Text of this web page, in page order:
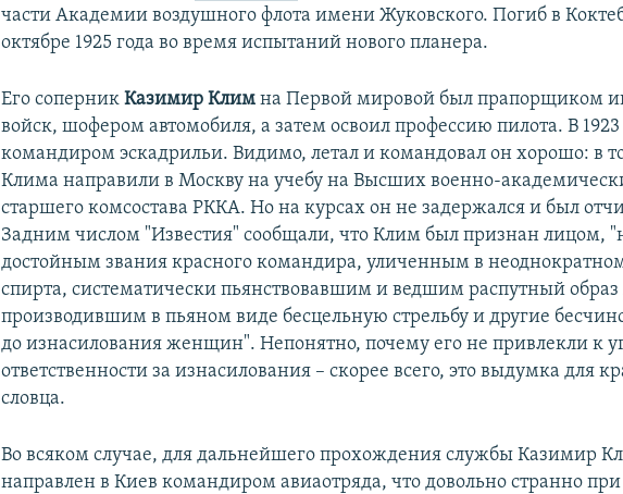
части Академии воздушного флота имени Жуковского. Погиб в
октябре 1925 года во время испытаний нового планера.
Его соперникКазимир Климна Первой мировой был прапорщиком
войск, шофером автомобиля, а затем освоил профессию пилота. В
командиром эскадрильи. Видимо, летал и командовал он хорошо: в
Клима направили в Москву на учебу на Высших военно-
старшего комсостава РККА. Но на курсах он не задержался и был
Задним числом "Известия" сообщали, что Клим был признан лицом,
достойным звания красного командира, уличенным в
спирта, систематически пьянствовавшим и ведшим распутный
производившим в пьяном виде бесцельную стрельбу и другие
до изнасилования женщин". Непонятно, почему его не привлекли к
ответственности за изнасилования – скорее всего, это выдумка для
словца.
Во всяком случае, для дальнейшего прохождения службы Казимир
направлен в Киев командиром авиаотряда, что довольно странно